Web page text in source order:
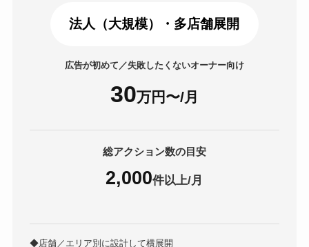
法人（大規模）・多店舗展開
広告が初めて／失敗したくないオーナー向け
30万円〜/月
総アクション数の目安
2,000件以上/月
◆店舗／エリア別に設計して横展開